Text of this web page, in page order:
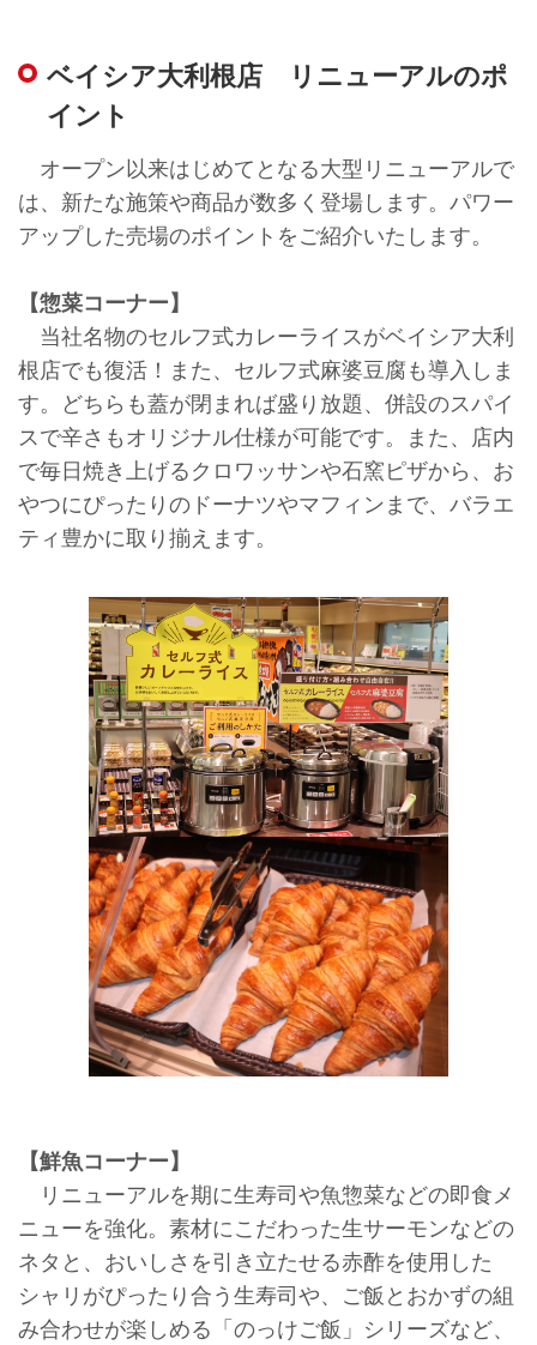
ベイシア大利根店 リニューアルのポ
イント
オープン以来はじめてとなる大型リニューアルで
は、新たな施策や商品が数多く登場します。パワー
アップした売場のポイントをご紹介いたします。
【惣菜コーナー】
当社名物のセルフ式カレーライスがベイシア大利
根店でも復活！また、セルフ式麻婆豆腐も導入しま
す。どちらも蓋が閉まれば盛り放題、併設のスパイ
スで辛さもオリジナル仕様が可能です。また、店内
で毎日焼き上げるクロワッサンや石窯ピザから、お
やつにぴったりのドーナツやマフィンまで、バラエ
ティ豊かに取り揃えます。
【鮮魚コーナー】
リニューアルを期に生寿司や魚惣菜などの即食メ
ニューを強化。素材にこだわった生サーモンなどの
ネタと、おいしさを引き立たせる赤酢を使用した
シャリがぴったり合う生寿司や、ご飯とおかずの組
み合わせが楽しめる「のっけご飯」シリーズなど、